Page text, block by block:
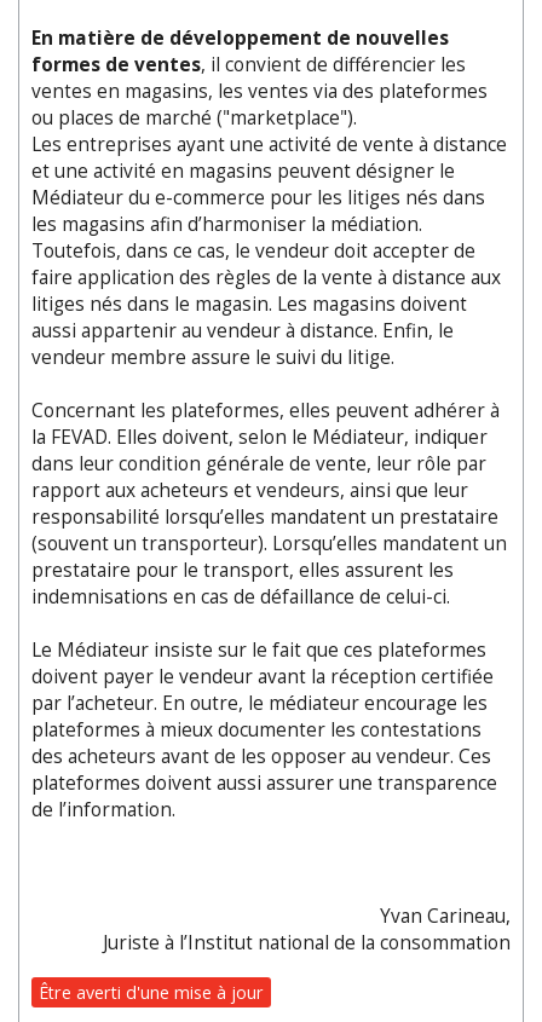
En matière de développement de nouvelles
formes de ventes, il convient de différencier les
ventes en magasins, les ventes via des plateformes
ou places de marché ("marketplace").
Les entreprises ayant une activité de vente à distance
et une activité en magasins peuvent désigner le
Médiateur du e-commerce pour les litiges nés dans
les magasins afin d’harmoniser la médiation.
Toutefois, dans ce cas, le vendeur doit accepter de
faire application des règles de la vente à distance aux
litiges nés dans le magasin. Les magasins doivent
aussi appartenir au vendeur à distance. Enfin, le
vendeur membre assure le suivi du litige.
Concernant les plateformes, elles peuvent adhérer à
la FEVAD. Elles doivent, selon le Médiateur, indiquer
dans leur condition générale de vente, leur rôle par
rapport aux acheteurs et vendeurs, ainsi que leur
responsabilité lorsqu’elles mandatent un prestataire
(souvent un transporteur). Lorsqu’elles mandatent un
prestataire pour le transport, elles assurent les
indemnisations en cas de défaillance de celui-ci.
Le Médiateur insiste sur le fait que ces plateformes
doivent payer le vendeur avant la réception certifiée
par l’acheteur. En outre, le médiateur encourage les
plateformes à mieux documenter les contestations
des acheteurs avant de les opposer au vendeur. Ces
plateformes doivent aussi assurer une transparence
de l’information.
Yvan Carineau,
Juriste à l’Institut national de la consommation
Être averti d'une mise à jour